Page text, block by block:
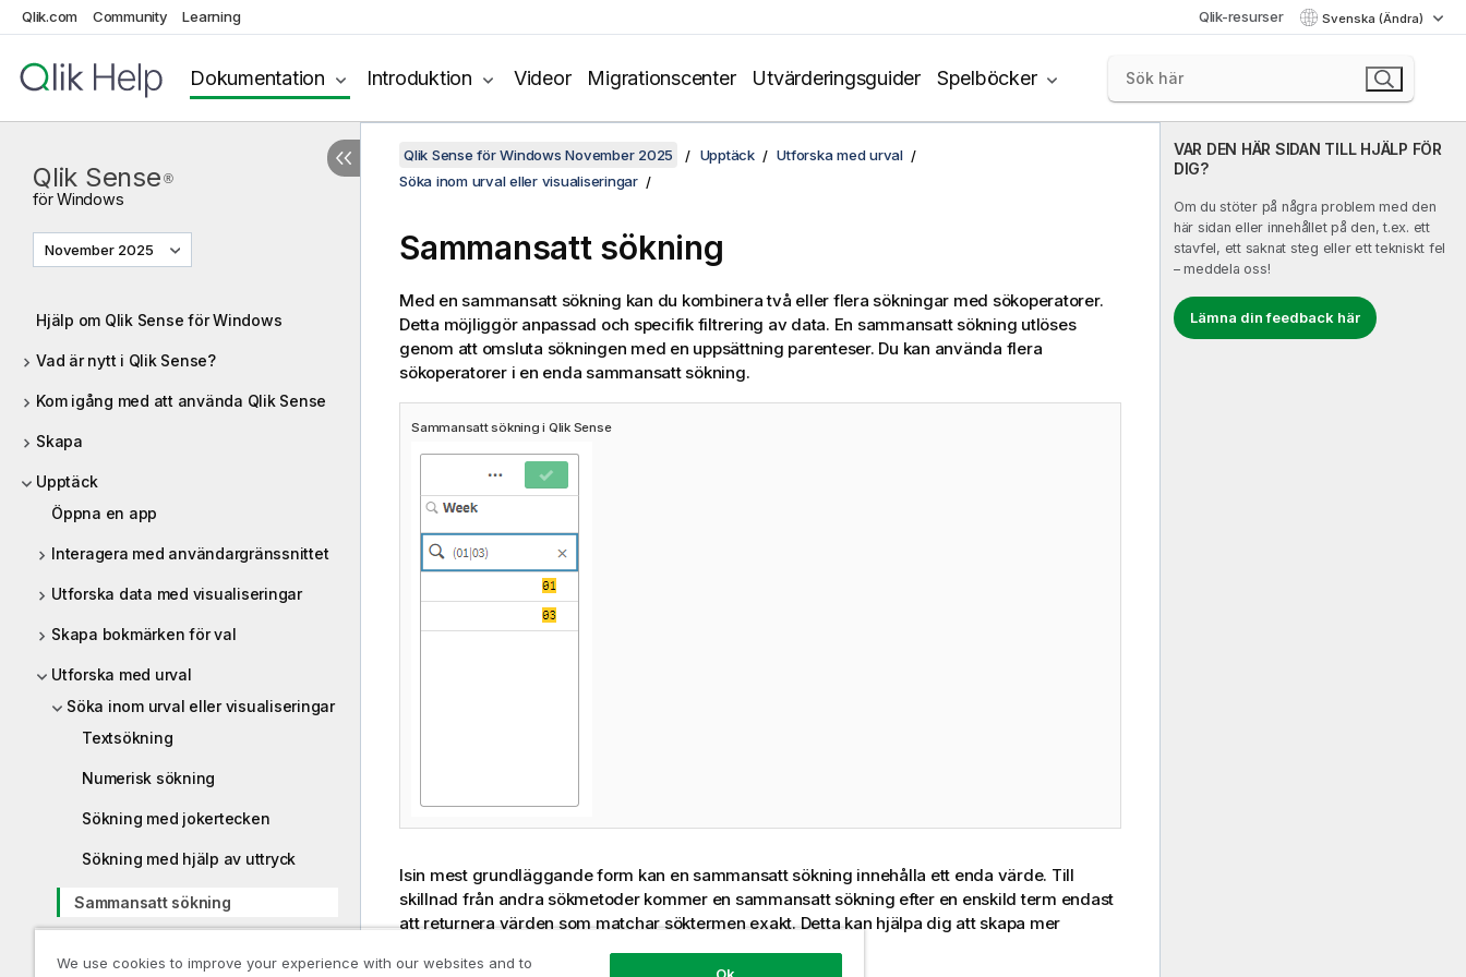
Qlik.com Community Learning Qlik-resurser Svenska (Ändra)
Dokumentation Introduktion Videor Migrationscenter Utvärderingsguider Spelböcker
Qlik Sense ®
förWindows
November 2025
Hjälp om Qlik Sense för Windows
Vad är nytt i Qlik Sense?
Kom igång med att använda Qlik Sense
Skapa
Upptäck
Öppna en app
Interagera med användargränssnittet
Utforska data med visualiseringar
Skapa bokmärken för val
Utforska med urval
Söka inom urval eller visualiseringar
Textsökning
Numerisk sökning
Sökning med jokertecken
Sökning med hjälp av uttryck
Sammansatt sökning
Redigera urvalen
VAR DEN HÄR SIDAN TILL HJÄLP FÖR
DIG?
Om du stöter på några problem med den
här sidan eller innehållet på den, t.ex. ett
stavfel, ett saknat steg eller ett tekniskt fel
– meddela oss!
Lämna din feedback här
Qlik Sense för Windows November 2025 Upptäck
Utforska med urval
Söka inom urval eller visualiseringar
Sammansatt sökning
Med en sammansatt sökning kan du kombinera två eller flera sökningar med sökoperatorer.
Detta möjliggör anpassad och specifik filtrering av data. En sammansatt sökning utlöses
genom att omsluta sökningen med en uppsättning parenteser. Du kan använda flera
sökoperatorer i en enda sammansatt sökning.
Sammansatt sökning i Qlik Sense
Isin mest grundläggande form kan en sammansatt sökning innehålla ett enda värde. Till
skillnad från andra sökmetoder kommer en sammansatt sökning efter en enskild term endast
att returnera värden som matchar söktermen exakt. Detta kan hjälpa dig att skapa mer
We use cookies to improve your experience with our websites and to